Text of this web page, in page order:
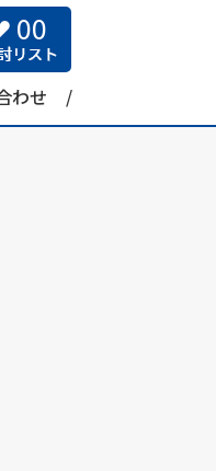
00
わせ